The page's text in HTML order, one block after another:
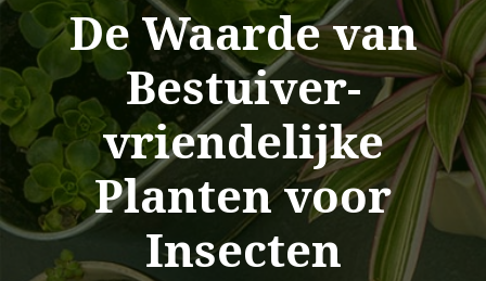
De Waarde van
Bestuiver-
vriendelijke
Planten voor
Insecten